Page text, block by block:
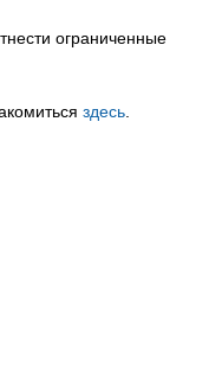
ограниченные
здесь